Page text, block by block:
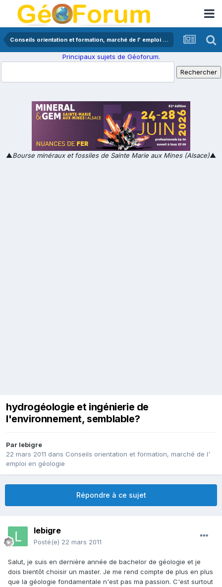
Conseils orientation et formation, marché de l' emploi en géologie
Principaux sujets de Géoforum.
▲Bourse minéraux et fossiles de Sainte Marie aux Mines (Alsace)▲
hydrogéologie et ingénierie de
l'environnement, semblable?
Par lebigre
22 mars 2011 dans Conseils orientation et formation, marché de l'
emploi en géologie
Répondre à ce sujet
lebigre
Posté(e) 22 mars 2011
Salut, je suis en dernière année de bachelor de géologie et je
dois bientôt choisir un master. Je me rend compte de plus en plus
que la géologie fondamentale n'est pas ma passion. C'est surtout